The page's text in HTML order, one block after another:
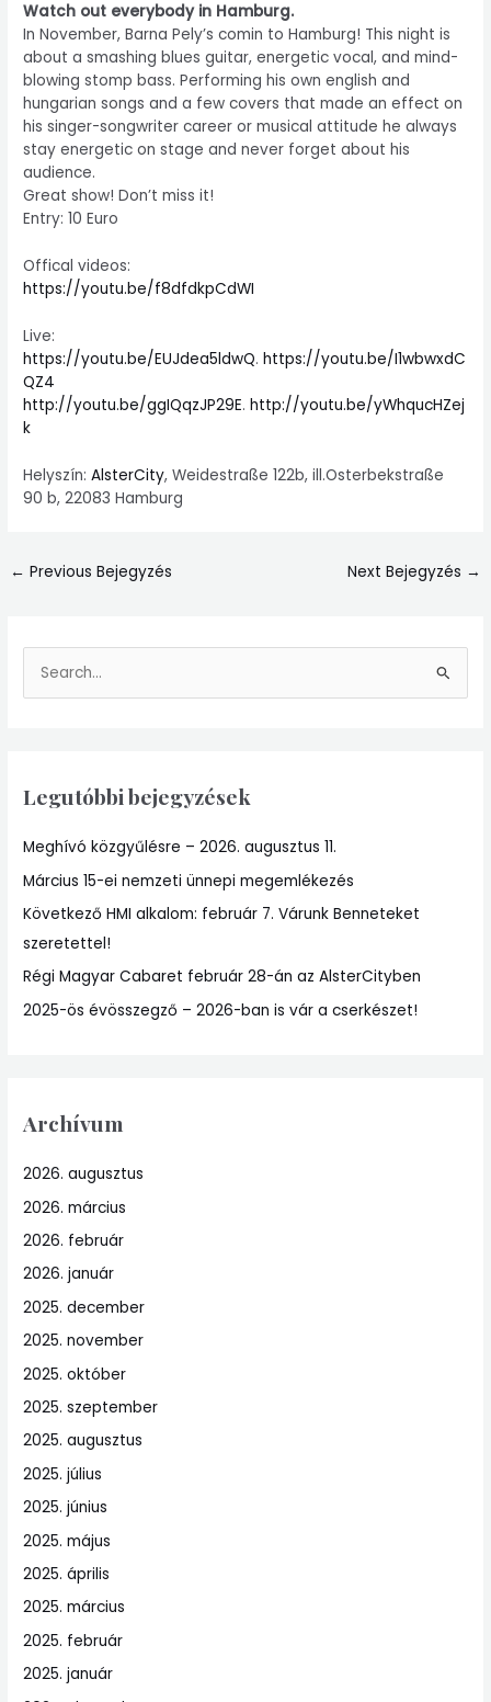
Watch out everybody in Hamburg.
In November, Barna Pely’s comin to Hamburg! This night is
about a smashing blues guitar, energetic vocal, and mind-
blowing stomp bass. Performing his own english and
hungarian songs and a few covers that made an effect on
his singer-songwriter career or musical attitude he always
stay energetic on stage and never forget about his
audience.
Great show! Don’t miss it!
Entry: 10 Euro
Offical videos:
https://youtu.be/f8dfdkpCdWI
Live:
https://youtu.be/EUJdea5ldwQ.https://youtu.be/I1wbwxdC
QZ4
http://youtu.be/ggIQqzJP29E.http://youtu.be/yWhqucHZej
k
Helyszín:AlsterCity, Weidestraße 122b, ill.Osterbekstraße
90 b, 22083 Hamburg
← Previous Bejegyzés Next Bejegyzés →
e
c
f
o
r
:
Legutóbbi bejegyzések
Meghívó közgyűlésre – 2026. augusztus 11.
Március 15-ei nemzeti ünnepi megemlékezés
Következő HMI alkalom: február 7. Várunk Benneteket
szeretettel!
Régi Magyar Cabaret február 28-án az AlsterCityben
2025-ös évösszegző – 2026-ban is vár a cserkészet!
Archívum
2026. augusztus
2026. március
2026. február
2026. január
2025. december
2025. november
2025. október
2025. szeptember
2025. augusztus
2025. július
2025. június
2025. május
2025. április
2025. március
2025. február
2025. január